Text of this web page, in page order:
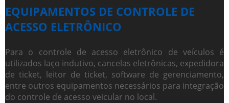
EQUIPAMENTOS DE CONTROLE DE
ACESSO ELETRÔNICO
Para o controle de acesso eletrônico de veículos é
utilizados laço indutivo, cancelas eletrônicas, expedidora
de ticket, leitor de ticket, software de gerenciamento,
entre outros equipamentos necessários para integração
do controle de acesso veicular no local.